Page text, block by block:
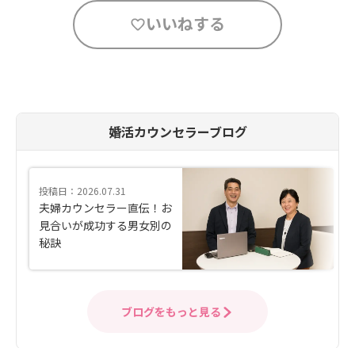
いいねする
婚活カウンセラーブログ
投稿日：2026.07.31
夫婦カウンセラー直伝！お
見合いが成功する男女別の
秘訣
ブログをもっと見る